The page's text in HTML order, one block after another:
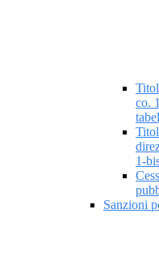
co.
1-
Sanzioni